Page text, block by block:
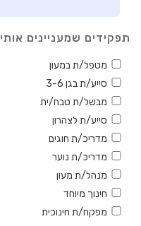
תפקידים שמעניינים אותי
מטפל/ת במעון
סייע/ת בגן 3-6
מבשל/ת טבח/ית
סייע/ת לצהרון
מדריכ/ת חוגים
מדריכ/ת נוער
מנהל/ת מעון
חינוך מיוחד
מפקח/ת חינוכית